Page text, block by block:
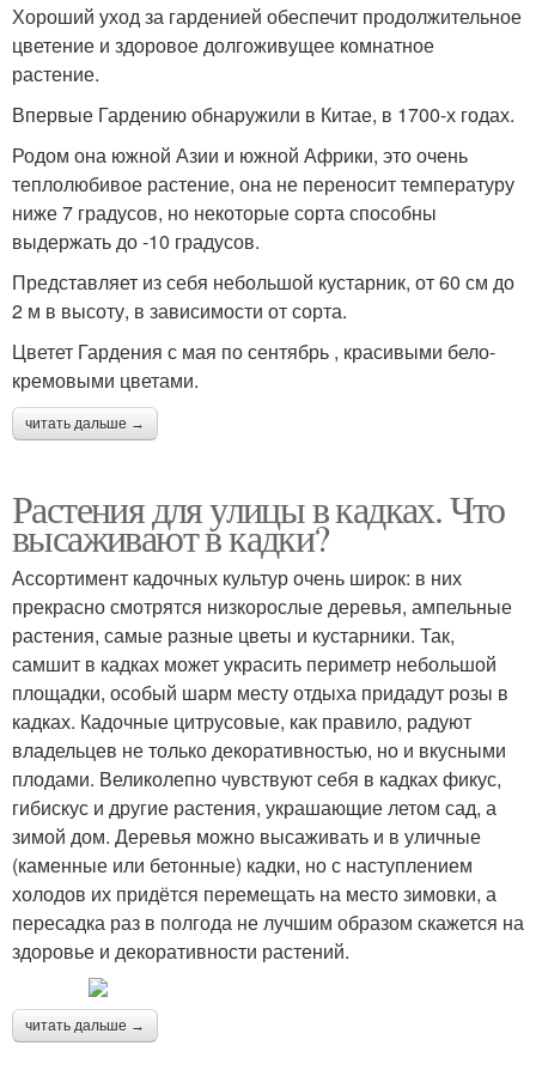
Хороший уход за гарденией обеспечит продолжительное
цветение и здоровое долгоживущее комнатное
растение.
Впервые Гардению обнаружили в Китае, в 1700-х годах.
Родом она южной Азии и южной Африки, это очень
теплолюбивое растение, она не переносит температуру
ниже 7 градусов, но некоторые сорта способны
выдержать до -10 градусов.
Представляет из себя небольшой кустарник, от 60 см до
2 м в высоту, в зависимости от сорта.
Цветет Гардения с мая по сентябрь , красивыми бело-
кремовыми цветами.
читать дальше →
Растения для улицы в кадках. Что
высаживают в кадки?
Ассортимент кадочных культур очень широк: в них
прекрасно смотрятся низкорослые деревья, ампельные
растения, самые разные цветы и кустарники. Так,
самшит в кадках может украсить периметр небольшой
площадки, особый шарм месту отдыха придадут розы в
кадках. Кадочные цитрусовые, как правило, радуют
владельцев не только декоративностью, но и вкусными
плодами. Великолепно чувствуют себя в кадках фикус,
гибискус и другие растения, украшающие летом сад, а
зимой дом. Деревья можно высаживать и в уличные
(каменные или бетонные) кадки, но с наступлением
холодов их придётся перемещать на место зимовки, а
пересадка раз в полгода не лучшим образом скажется на
здоровье и декоративности растений.
читать дальше →